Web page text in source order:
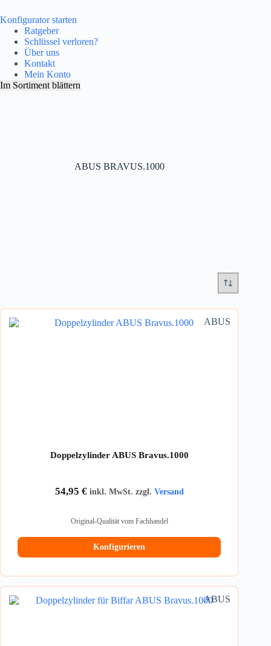
Konfigurator starten
Ratgeber
Schlüssel verloren?
Über uns
Kontakt
Mein Konto
Im Sortiment blättern
ABUS BRAVUS.1000
ABUS
Doppelzylinder ABUS Bravus.1000
54,95 € inkl. MwSt. zzgl. Versand
Original-Qualität vom Fachhandel
Konfigurieren
ABUS